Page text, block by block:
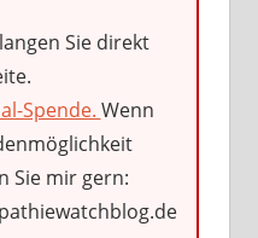
Sie direkt
Spende. Wenn
Sie mir gern: